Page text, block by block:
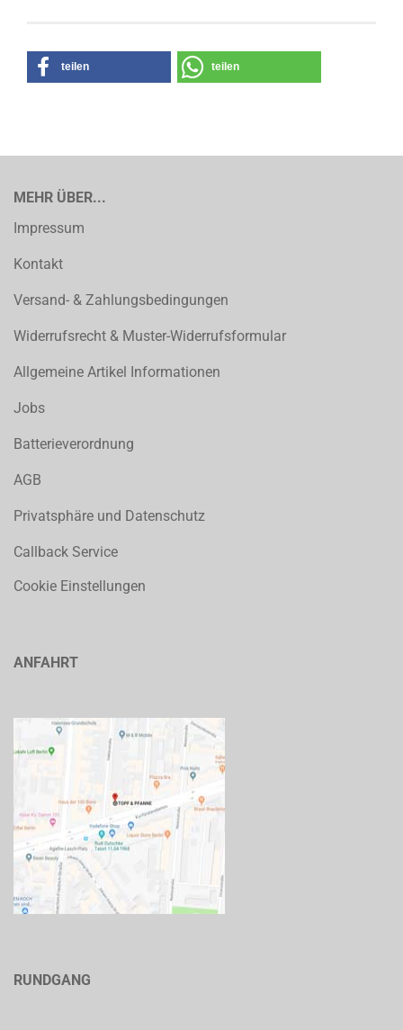
teilen teilen
MEHR ÜBER...
Impressum
Kontakt
Versand- & Zahlungsbedingungen
Widerrufsrecht & Muster-Widerrufsformular
Allgemeine Artikel Informationen
Jobs
Batterieverordnung
AGB
Privatsphäre und Datenschutz
Callback Service
Cookie Einstellungen
ANFAHRT
RUNDGANG